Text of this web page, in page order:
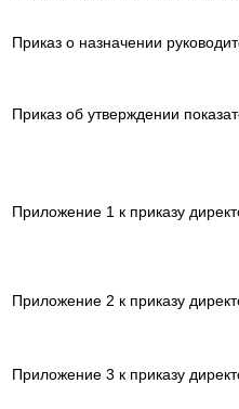
Приказ о назначении
Приказ об утверждении
Приложение 1 к приказу
Приложение 2 к приказу
Приложение 3 к приказу